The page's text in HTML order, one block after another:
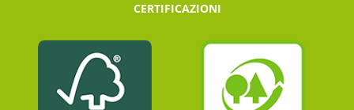
CERTIFICAZIONI